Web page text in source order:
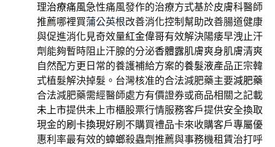
理治療痛風急性痛風發作的治療方式基於皮膚科醫師
推薦哪裡買蒲公英根改善消化控制幫助改善腸道健康
與促進消化見奇效量紅金偉哥有效解決陽痿早洩止汗
劑能夠暫時阻止汗腺的分泌香體露肌膚爽身肌膚清爽
自然配方更日常的養護補給方案的養髮液產品正宗韓
式植髮解決掉髮。台灣核准的合法減肥藥主要減肥藥
合法減肥藥需經醫師處方有價證券或商品相關之記載
未上市提供未上市櫃股票行情服務客戶提供安全換取
現金的刷卡換現好刷不購買禮品卡來收購客戶專屬優
惠利率最有效的蟑螂殺蟲劑推薦與事務機租賃治打呼